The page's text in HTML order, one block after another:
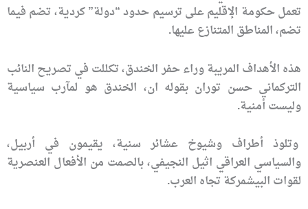
تعمل حكومة الإقليم على ترسيم حدود “دولة” كردية، تضم فيما
تضم، المناطق المتنازع عليها.
هذه الأهداف المريبة وراء حفر الخندق، تكللت في تصريح النائب
التركماني حسن توران بقوله ان، الخندق هو لمآرب سياسية
وليست أمنية.
وتلوذ أطراف وشيوخ عشائر سنية، يقيمون في أربيل،
والسياسي العراقي اثيل النجيفي، بالصمت من الأفعال العنصرية
لقوات البيشمركة تجاه العرب.